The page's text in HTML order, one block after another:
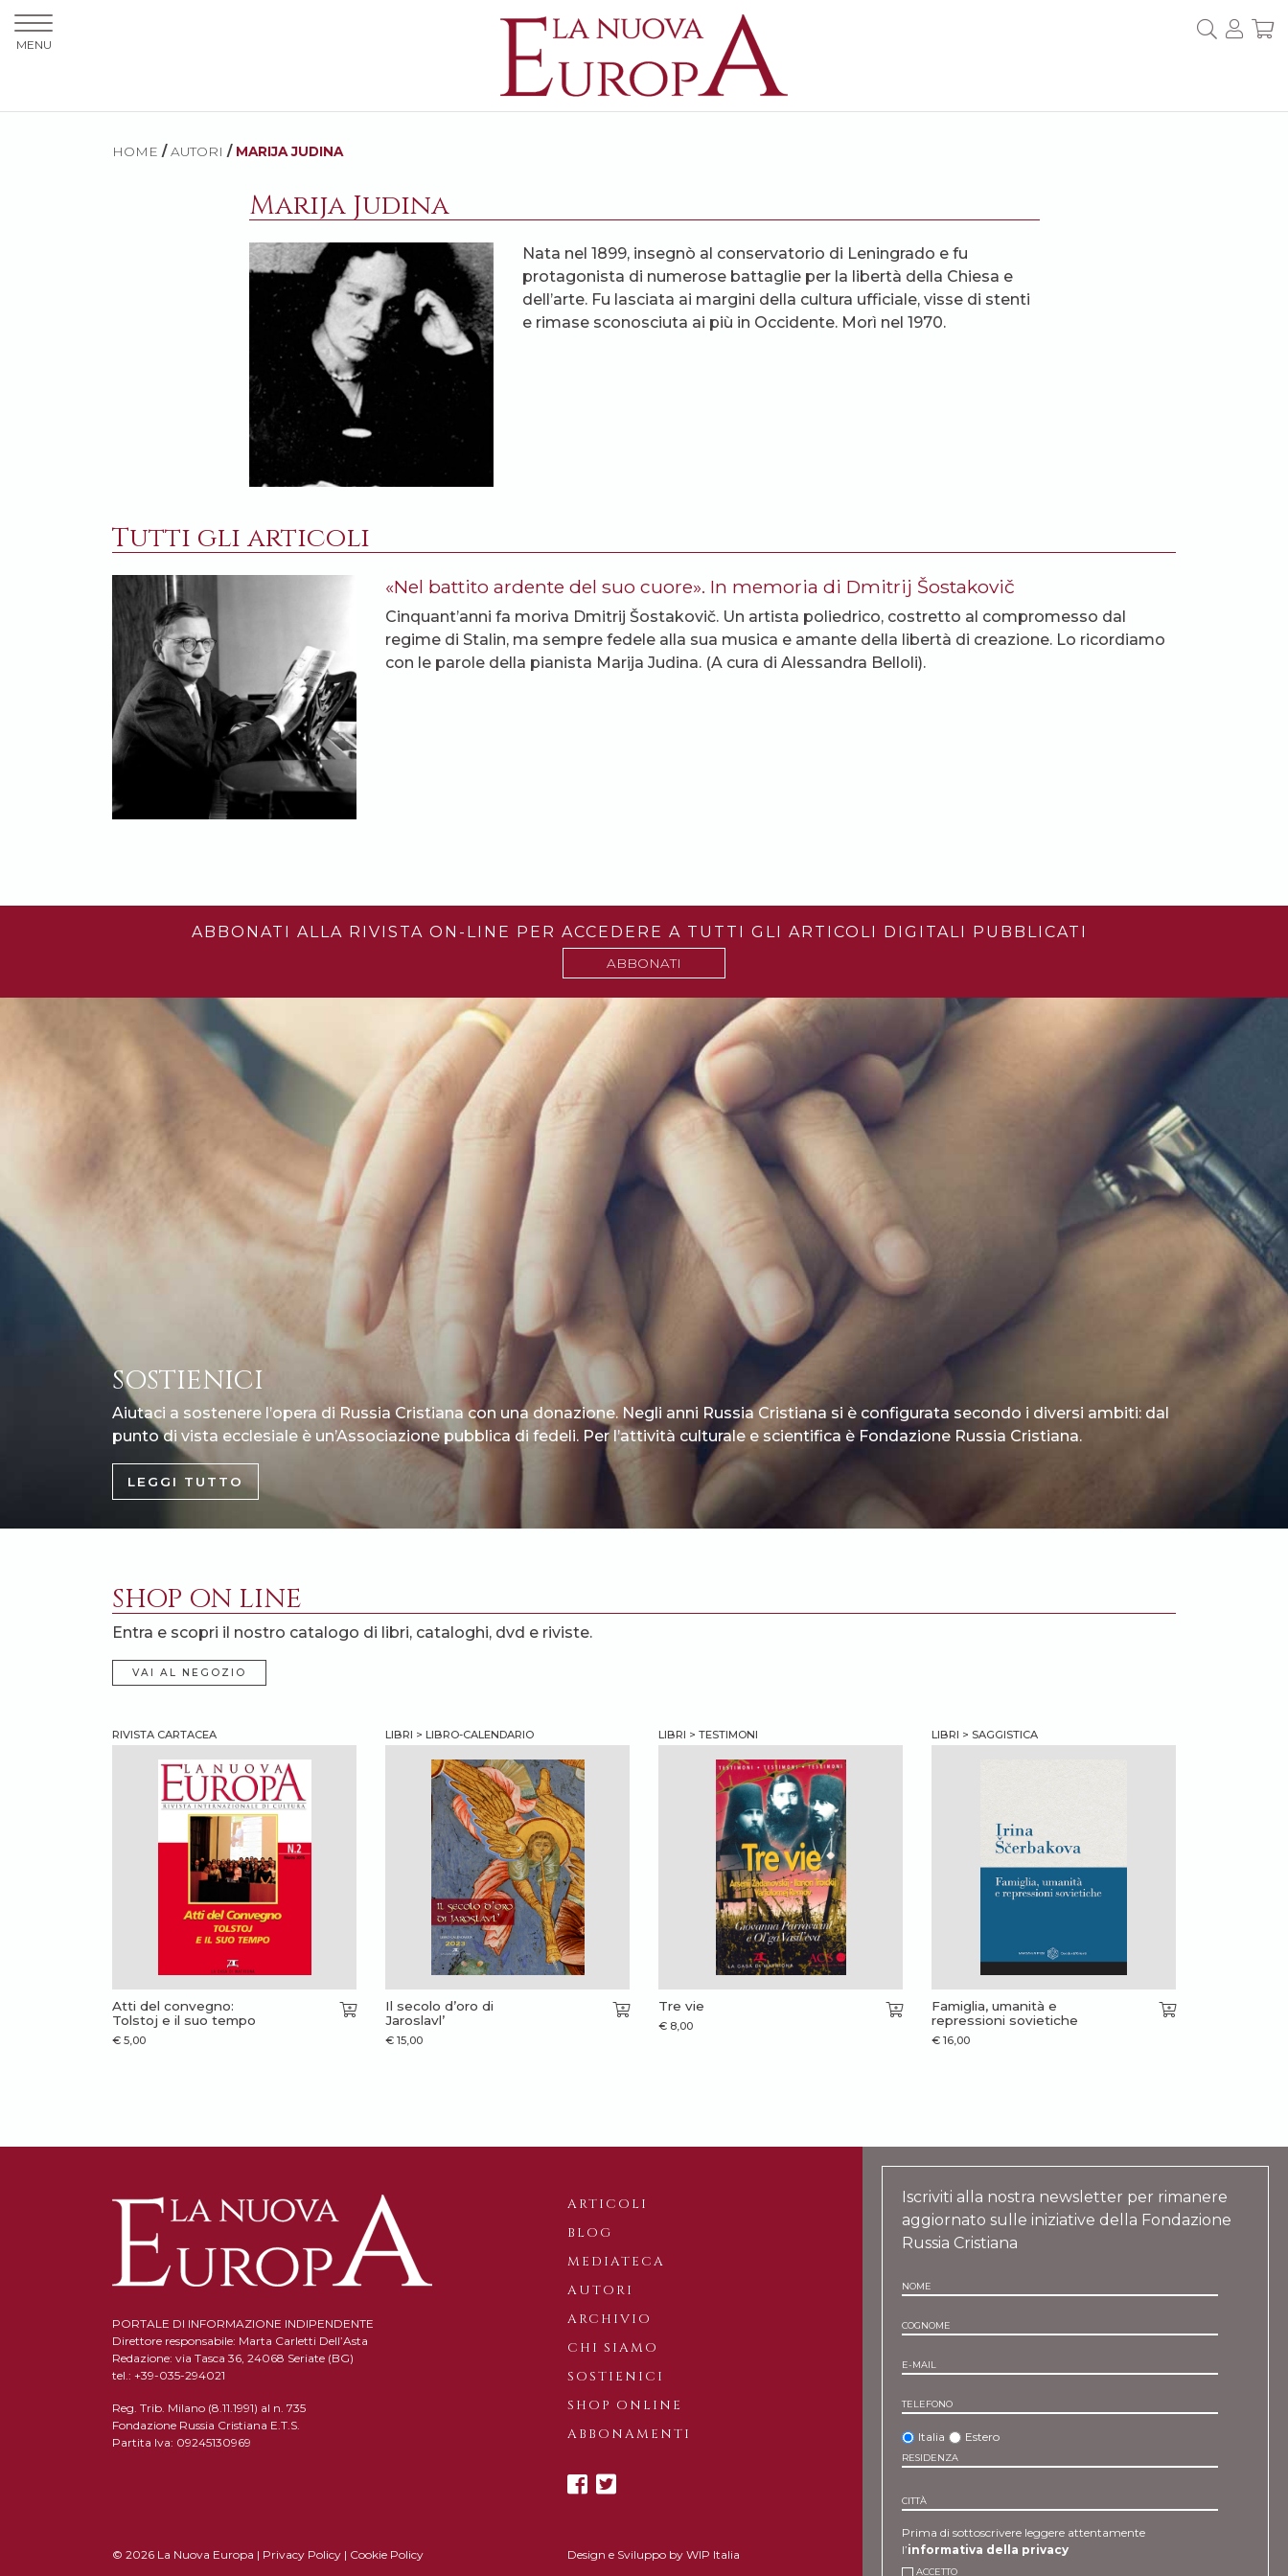
HOME / AUTORI / MARIJA JUDINA
Marija Judina
Nata nel 1899, insegnò al conservatorio di Leningrado e fu
protagonista di numerose battaglie per la libertà della Chiesa e
dell’arte. Fu lasciata ai margini della cultura ufficiale, visse di stenti
e rimase sconosciuta ai più in Occidente. Morì nel 1970.
Tutti gli articoli
«Nel battito ardente del suo cuore». In memoria di Dmitrij Šostakovič
Cinquant’anni fa moriva Dmitrij Šostakovič. Un artista poliedrico, costretto al compromesso dal
regime di Stalin, ma sempre fedele alla sua musica e amante della libertà di creazione. Lo ricordiamo
con le parole della pianista Marija Judina. (A cura di Alessandra Belloli).
ABBONATI ALLA RIVISTA ON-LINE PER ACCEDERE A TUTTI GLI ARTICOLI DIGITALI PUBBLICATI
ABBONATI
SOSTIENICI
Aiutaci a sostenere l’opera di Russia Cristiana con una donazione. Negli anni Russia Cristiana si è configurata secondo i diversi ambiti: dal
punto di vista ecclesiale è un’Associazione pubblica di fedeli. Per l’attività culturale e scientifica è Fondazione Russia Cristiana.
LEGGI TUTTO
SHOP ON LINE
Entra e scopri il nostro catalogo di libri, cataloghi, dvd e riviste.
VAI AL NEGOZIO
RIVISTA CARTACEA
Atti del convegno:
Tolstoj e il suo tempo
€ 5,00
LIBRI > LIBRO-CALENDARIO
Il secolo d’oro di
Jaroslavl’
€ 15,00
LIBRI > TESTIMONI
Tre vie
€ 8,00
LIBRI > SAGGISTICA
Famiglia, umanità e
repressioni sovietiche
€ 16,00
PORTALE DI INFORMAZIONE INDIPENDENTE
Direttore responsabile: Marta Carletti Dell’Asta
Redazione: via Tasca 36, 24068 Seriate (BG)
tel.: +39-035-294021
Reg. Trib. Milano (8.11.1991) al n. 735
Fondazione Russia Cristiana E.T.S.
Partita Iva: 09245130969
ARTICOLI
BLOG
MEDIATECA
AUTORI
ARCHIVIO
CHI SIAMO
SOSTIENICI
SHOP ONLINE
ABBONAMENTI
© 2026 La Nuova Europa | Privacy Policy | Cookie Policy Design e Sviluppo by WIP Italia
Iscriviti alla nostra newsletter per rimanere
aggiornato sulle iniziative della Fondazione
Russia Cristiana
NOME
COGNOME
E-MAIL
TELEFONO
Italia Estero
RESIDENZA
CITTÀ
Prima di sottoscrivere leggere attentamente
l’informativa della privacy
ACCETTO
MENU